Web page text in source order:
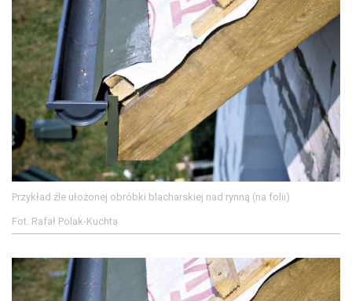
Przykład źle ułożonej obróbki blacharskiej nad rynną (na folii)
Fot. Rafał Polak-Kuchta